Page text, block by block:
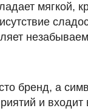
мягкой,
бренд, а
и входит